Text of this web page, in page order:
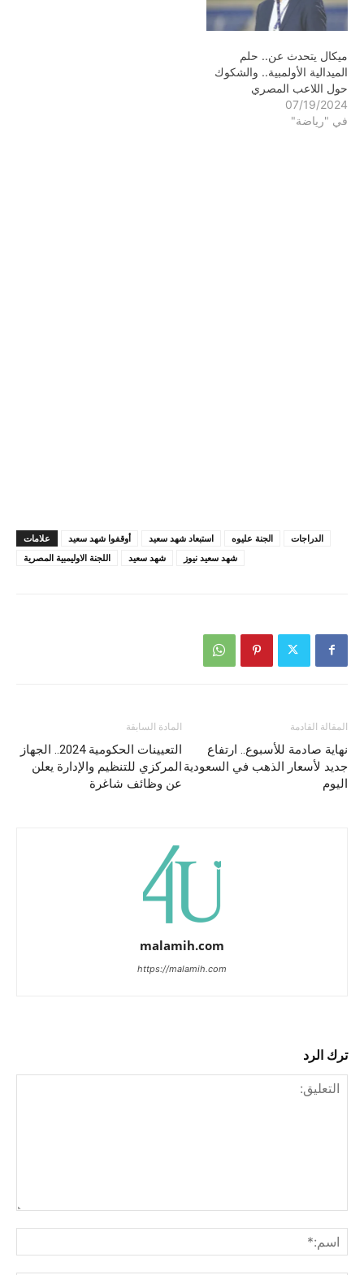
ميكال يتحدث عن.. حلم
الميدالية الأولمبية.. والشكوك
حول اللاعب المصري
07/19/2024
في "رياضة"
علامات أوقفوا شهد سعيد استبعاد شهد سعيد الجنة عليوه
الدراجات
اللجنة الاوليمبية المصرية
شهد سعيد شهد سعيد نيوز
المادة السابقة
التعيينات الحكومية 2024.. الجهاز
المركزي للتنظيم والإدارة يعلن
عن وظائف شاغرة
المقالة القادمة
نهاية صادمة للأسبوع.. ارتفاع
جديد لأسعار الذهب في السعودية
اليوم
malamih.com
https://malamih.com
ترك الرد